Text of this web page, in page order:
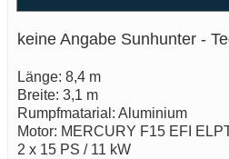
keine Angabe Sunhunter -
Länge: 8,4 m
Breite: 3,1 m
Rumpfmatarial: Aluminium
Motor: MERCURY F15 EFI
2 x 15 PS / 11 kW